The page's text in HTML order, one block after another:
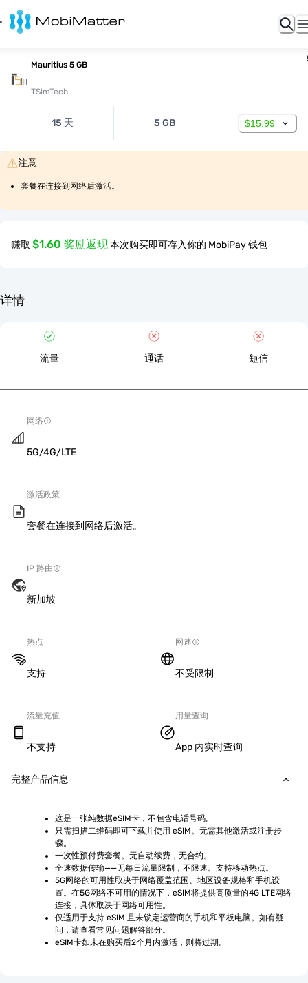
Mauritius 5 GB
TSimTech
15 天 5 GB $15.99
注意
套餐在连接到网络后激活。
赚取 $1.60 奖励返现本次购买即可存入你的 MobiPay 钱包
详情
流量 通话 短信
网络
5G/4G/LTE
激活政策
套餐在连接到网络后激活。
IP 路由
新加坡
热点
支持
网速
不受限制
流量充值
不支持
用量查询
App 内实时查询
完整产品信息
这是一张纯数据eSIM卡，不包含电话号码。
只需扫描二维码即可下载并使用 eSIM。无需其他激活或注册步
骤。
一次性预付费套餐。无自动续费，无合约。
全速数据传输——无每日流量限制，不限速。支持移动热点。
5G网络的可用性取决于网络覆盖范围、地区设备规格和手机设
置。在5G网络不可用的情况下，eSIM将提供高质量的4G LTE网络
连接，具体取决于网络可用性。
仅适用于支持 eSIM 且未锁定运营商的手机和平板电脑。如有疑
问，请查看常见问题解答部分。
eSIM卡如未在购买后2个月内激活，则将过期。